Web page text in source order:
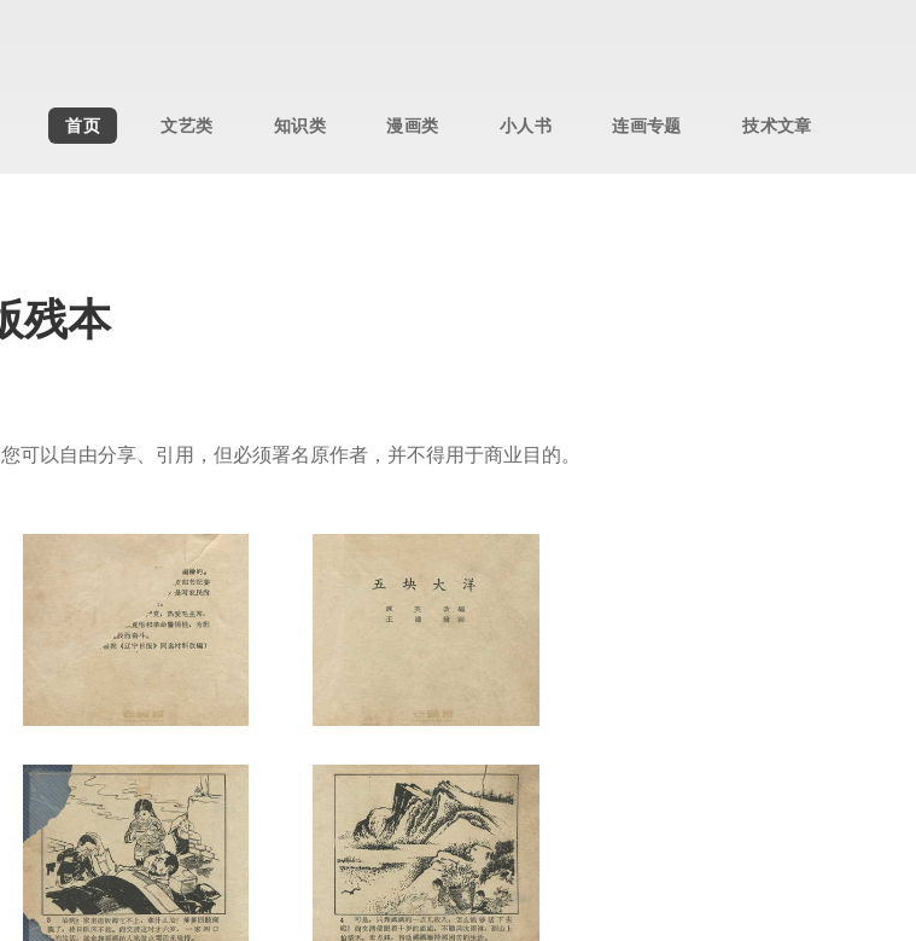
首页 文艺类 知识类 漫画类 小人书 连画专题 技术文章
残本
可以自由分享、引用，但必须署名原作者，并不得用于商业目的。